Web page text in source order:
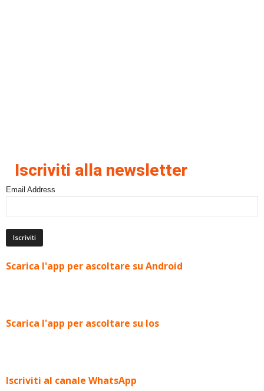
Iscriviti alla newsletter
Email Address
Scarica l'app per ascoltare su Android
Scarica l'app per ascoltare su Ios
Iscriviti al canale WhatsApp